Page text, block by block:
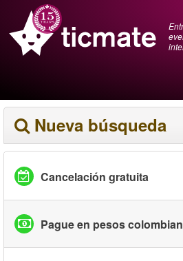
Nueva búsqueda
Cancelación gratuita
Pague en pesos